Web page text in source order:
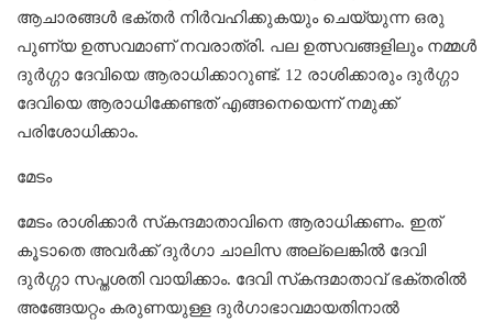
ആചാരങ്ങള്‍ ഭക്തര്‍ നിര്‍വഹിക്കുകയും ചെയ്യുന്ന ഒരു
പുണ്യ ഉത്സവമാണ് നവരാത്രി. പല ഉത്സവങ്ങളിലും നമ്മള്‍
ദുര്‍ഗ്ഗാ ദേവിയെ ആരാധിക്കാറുണ്ട്. 12 രാശിക്കാരും ദുര്‍ഗ്ഗാ
ദേവിയെ ആരാധിക്കേണ്ടത് എങ്ങനെയെന്ന് നമുക്ക്
പരിശോധിക്കാം.
മേടം
മേടം രാശിക്കാര്‍ സ്‌കന്ദമാതാവിനെ ആരാധിക്കണം. ഇത്
കൂടാതെ അവര്‍ക്ക് ദുര്‍ഗാ ചാലിസ അല്ലെങ്കില്‍ ദേവി
ദുര്‍ഗ്ഗാ സപ്തശതി വായിക്കാം. ദേവി സ്‌കന്ദമാതാവ് ഭക്തരിൽ
അങ്ങേയറ്റം കരുണയുള്ള ദുർഗാഭാവമായതിനാൽ